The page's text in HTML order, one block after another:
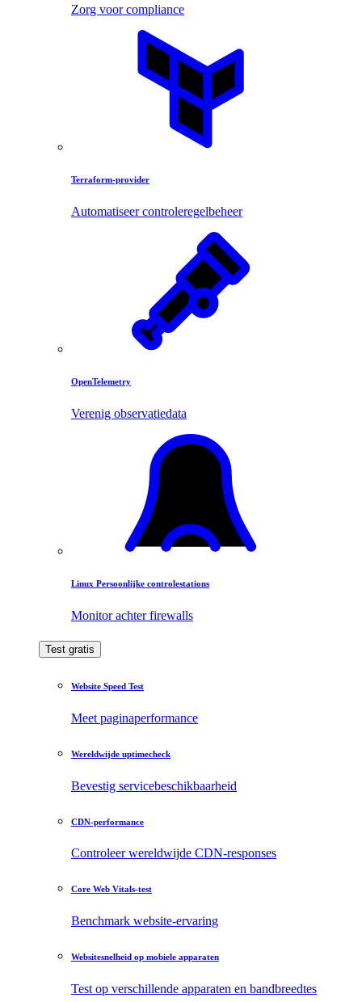
Zorg voor compliance
Terraform-provider
Automatiseer controleregelbeheer
OpenTelemetry
Verenig observatiedata
Linux Persoonlijke controlestations
Monitor achter firewalls
Test gratis
Website Speed Test
Meet paginaperformance
Wereldwijde uptimecheck
Bevestig servicebeschikbaarheid
CDN-performance
Controleer wereldwijde CDN-responses
Core Web Vitals-test
Benchmark website-ervaring
Websitesnelheid op mobiele apparaten
Test op verschillende apparaten en bandbreedtes